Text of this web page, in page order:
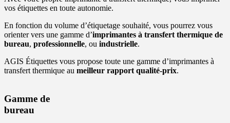
vos étiquettes en toute autonomie.
En fonction du volume d’étiquetage souhaité, vous pourrez vous
orienter vers une gamme d’imprimantes à transfert thermique de
bureau, professionnelle, ou industrielle.
AGIS Étiquettes vous propose toute une gamme d’imprimantes à
transfert thermique au meilleur rapport qualité-prix.
Gamme de
bureau